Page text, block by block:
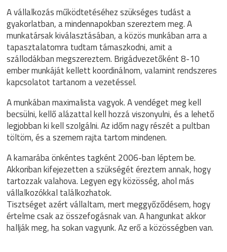
A vállalkozás működtetéséhez szükséges tudást a
gyakorlatban, a mindennapokban szereztem meg. A
munkatársak kiválasztásában, a közös munkában arra a
tapasztalatomra tudtam támaszkodni, amit a
szállodákban megszereztem. Brigádvezetőként 8-10
ember munkáját kellett koordinálnom, valamint rendszeres
kapcsolatot tartanom a vezetéssel.
A munkában maximalista vagyok. A vendéget meg kell
becsülni, kellő alázattal kell hozzá viszonyulni, és a lehető
legjobban ki kell szolgálni. Az időm nagy részét a pultban
töltöm, és a szemem rajta tartom mindenen.
A kamarába önkéntes tagként 2006-ban léptem be.
Akkoriban kifejezetten a szükségét éreztem annak, hogy
tartozzak valahova. Legyen egy közösség, ahol más
vállalkozókkal találkozhatok.
Tisztséget azért vállaltam, mert meggyőződésem, hogy
értelme csak az összefogásnak van. A hangunkat akkor
hallják meg, ha sokan vagyunk. Az erő a közösségben van.